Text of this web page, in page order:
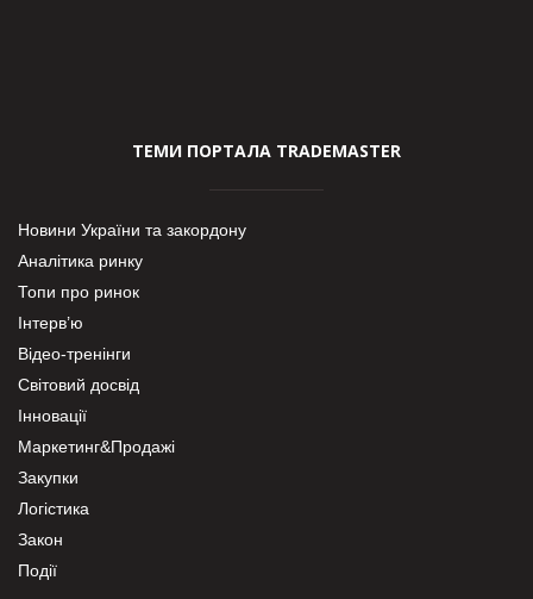
ТЕМИ ПОРТАЛА TRADEMASTER
Новини України та закордону
Аналітика ринку
Топи про ринок
Інтерв’ю
Відео-тренінги
Світовий досвід
Інновації
Маркетинг&Продажі
Закупки
Логістика
Закон
Події